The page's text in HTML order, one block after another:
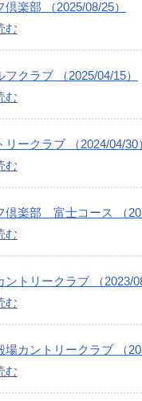
楽部 （2025/08/25）
む
クラブ （2025/04/15）
む
ークラブ （2024/04/30
む
倶楽部 富士コース （
む
トリークラブ （2023/
む
場カントリークラブ （
む